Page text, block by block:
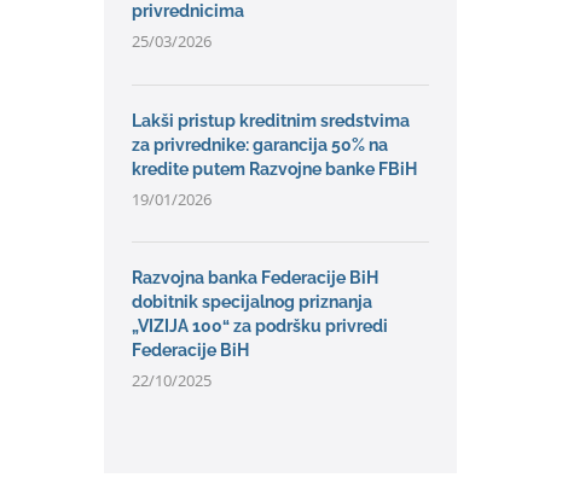
privrednicima
25/03/2026
Lakši pristup kreditnim sredstvima
za privrednike: garancija 50% na
kredite putem Razvojne banke FBiH
19/01/2026
Razvojna banka Federacije BiH
dobitnik specijalnog priznanja
„VIZIJA 100“ za podršku privredi
Federacije BiH
22/10/2025